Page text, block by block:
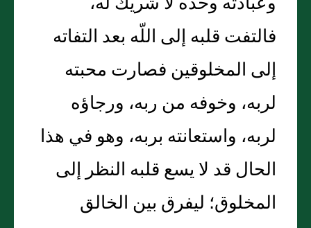
فالتفت قلبه إلى اللّه بعد التفاته
إلى المخلوقين فصارت محبته
لربه، وخوفه من ربه، ورجاؤه
لربه، واستعانته بربه، وهو في هذا
الحال قد لا يسع قلبه النظر إلى
المخلوق؛ ليفرق بين الخالق